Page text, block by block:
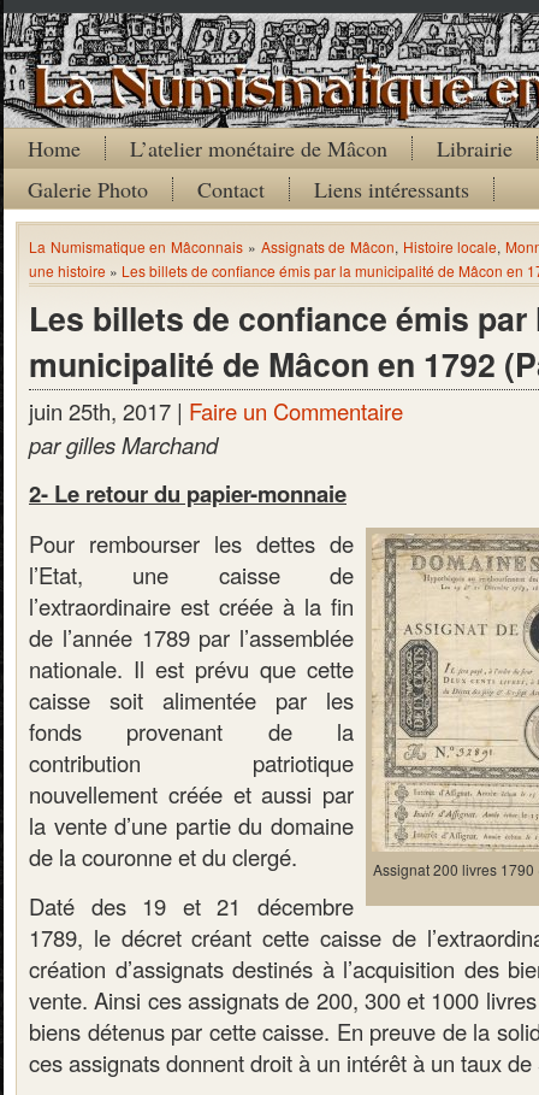
Home L’atelier monétaire de Mâcon
Librairie
Galerie Photo
Contact Liens intéressants
La Numismatique en Mâconnais » Assignats de Mâcon, Histoire locale,
une histoire » Les billets de confiance émis par la municipalité de Mâcon en
Les billets de confiance émis par
municipalité de Mâcon en 1792
juin 25th, 2017 | Faire un Commentaire
par gilles Marchand
2- Le retour du papier-monnaie
Assignat 200 livres
Pour rembourser les dettes de
l’Etat, une caisse de
l’extraordinaire est créée à la fin
de l’année 1789 par l’assemblée
nationale. Il est prévu que cette
caisse soit alimentée par les
fonds provenant de la
contribution patriotique
nouvellement créée et aussi par
la vente d’une partie du domaine
de la couronne et du clergé.
Daté des 19 et 21 décembre
1789, le décret créant cette caisse de
création d’assignats destinés à l’acquisition des
vente. Ainsi ces assignats de 200, 300 et 1000
biens détenus par cette caisse. En preuve de la
ces assignats donnent droit à un intérêt à un taux de